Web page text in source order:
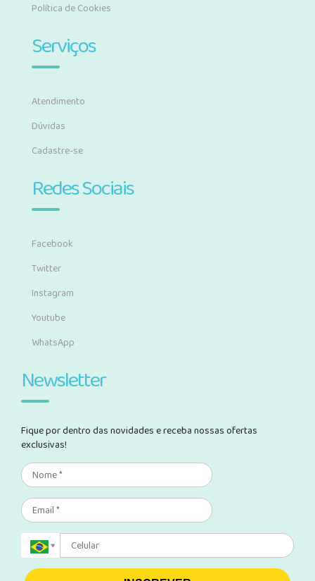
Política de Cookies
Serviços
Atendimento
Dúvidas
Cadastre-se
Redes Sociais
Facebook
Twitter
Instagram
Youtube
WhatsApp
Newsletter
Fique por dentro das novidades e receba nossas ofertas
exclusivas!